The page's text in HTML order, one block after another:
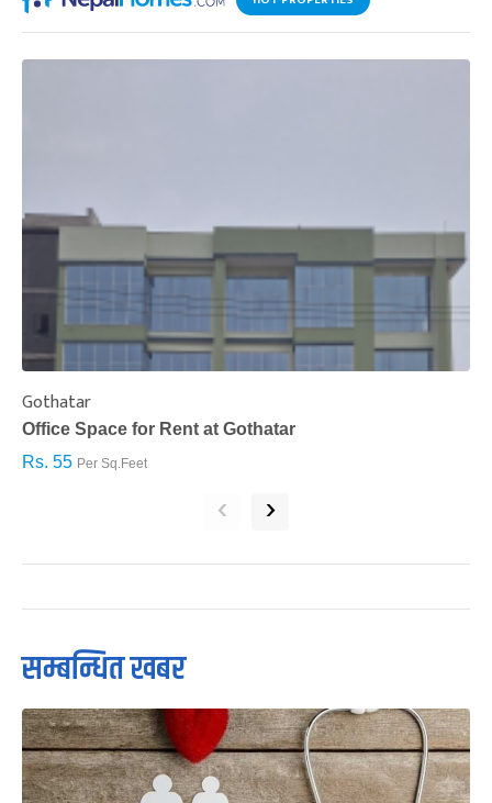
Gothatar
Office Space for Rent at Gothatar
Rs. 55 Per Sq.Feet
‹ ›
सम्बन्धित खबर